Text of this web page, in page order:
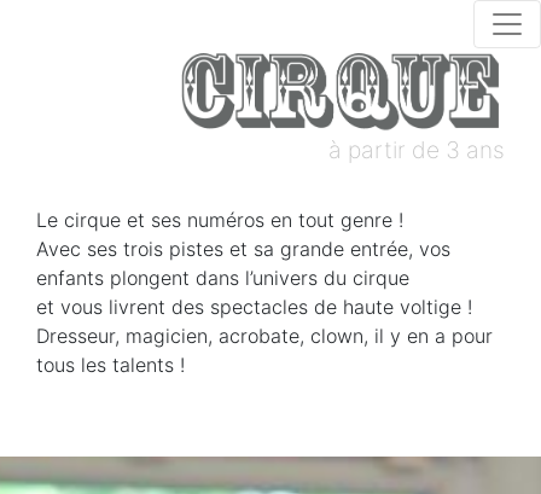
à partir de 3 ans
Le cirque et ses numéros en tout genre !
Avec ses trois pistes et sa grande entrée, vos
enfants plongent dans l’univers du cirque
et vous livrent des spectacles de haute voltige !
Dresseur, magicien, acrobate, clown, il y en a pour
tous les talents !